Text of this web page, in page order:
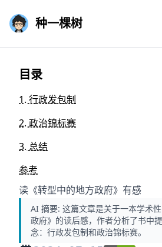
种一棵树
读《转型中的地方政府》有感
AI 摘要: 这篇文章是关于一本学术
政府》的读后感，作者分析了书中
念：行政发包制和政治锦标赛。
目录
1. 行政发包制
2. 政治锦标赛
3. 总结
参考